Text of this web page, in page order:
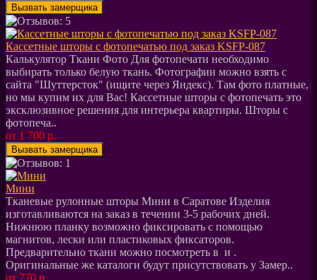
Кассетные шторы с фотопечатью под заказ KSFP-087
Калькулятор Ткани Фото Для фотопечати необходимо
выбирать только белую ткань. Фотографии можно взять с
сайта "Шуттерсток" (ищите через Яндекс). Там фото платные,
но мы купим их для Вас! Кассетные шторы с фотопечать это
эксклюзивное решения для интерьера квартиры. Шторы с
фотопеча..
от 1 700 р.
Мини
Тканевые рулонные шторы Мини в Саратове Изделия
изготавливаются на заказ в течении 3-5 рабочих дней.
Нижнюю планку возможно фиксировать с помощью
магнитов, лески или пластиковых фиксаторов.
Предварительно ткани можно посмотреть в и .
Оригинальные же каталоги будут присутствовать у Замер..
от 770 р.